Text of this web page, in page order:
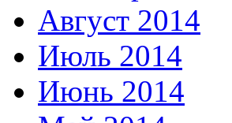
Август 2014
Июль 2014
Июнь 2014